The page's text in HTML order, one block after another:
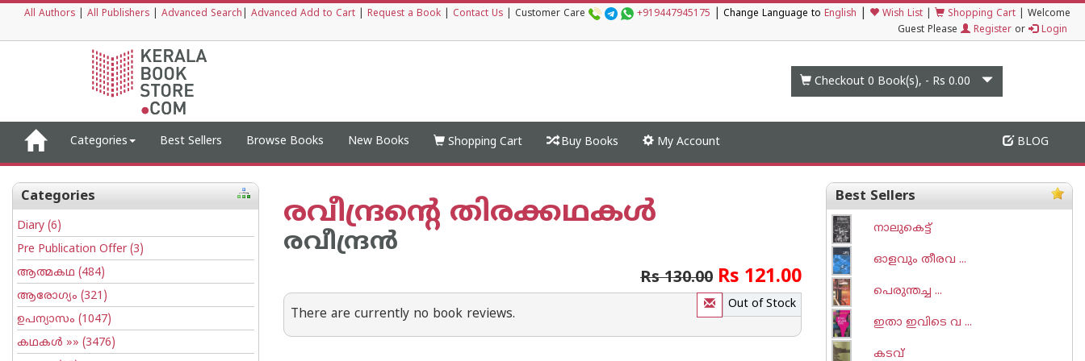
All Authors All Publishers Advanced Search Advanced Add to Cart Request a Book Contact Us Customer Care +919447945175 Change Language to English Wish List Shopping Cart
Welcome
Guest Please
Register or Login
Checkout 0 Book(s), - Rs 0.00
Categories Best Sellers Browse Books New Books Shopping Cart Buy Books My Account BLOG
Categories
Diary (6)
Pre Publication Offer(3)
ആത്മകഥ (484)
ആരോഗ്യം (321)
ഉപന്യാസം (1047)
കഥകള്‍ »» (3476)
രവീന്ദ്രന്റെ തിരക്കഥകള്‍
രവീന്ദ്രന്‍
Rs 130.00 Rs 121.00
Out of Stock
There are currently no book reviews.
Best Sellers
നാലുകെട്ട്
ഓളവും തീരവ ...
പെരുന്തച്ച ...
ഇതാ ഇവിടെ വ ...
കടവ്